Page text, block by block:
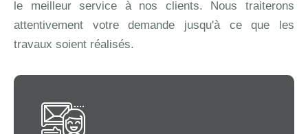
le meilleur service à nos clients. Nous traiterons
attentivement votre demande jusqu'à ce que les
travaux soient réalisés.